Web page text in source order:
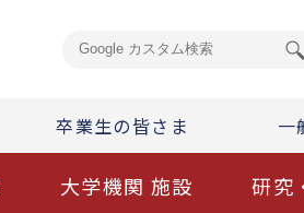
卒業生の皆さま 一
大学機関 施設 研究